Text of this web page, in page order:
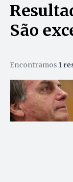
São
Encontramos 1